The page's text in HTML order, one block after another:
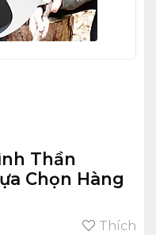
Thần
Chọn Hàng
Thích